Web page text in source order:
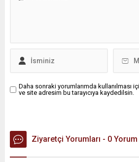
Daha sonraki yorumlarımda kullanılması
ve site adresim bu tarayıcıya kaydedilsin.
Ziyaretçi Yorumları - 0 Yorum